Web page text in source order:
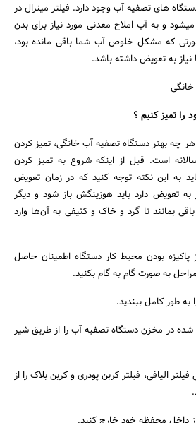
های تصفیه آب وجود دارد. فیلتر مینرال در
و به آب املاح معدنی مورد نیاز برای بدن
که مشکل خلوص آب شما باقی مانده بود،
به تعویض داشته باشد.
تمیز کنیم ؟
چه بهتر دستگاه تصفیه آب خانگی، تمیز کردن
است. قبل از اینکه شروع به تمیز کردن
به این نکته توجه کنید که در زمان تعویض
به تعویض دارد باید هوزینگش باز شود و دیگر
بمانند تا گرد و خاک و کثیفی به آن‌ها وارد
پاکیزه بودن محیط کار دستگاه اطمینان حاصل
به صورت گام به گام بکنید.
طور کامل ببندید.
شده در مخزن دستگاه تصفیه آب را از طریق شیر
الیافی، فیلتر کربن پودری و کربن بلاک را از